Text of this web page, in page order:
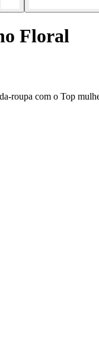
Floral
roupa com o Top